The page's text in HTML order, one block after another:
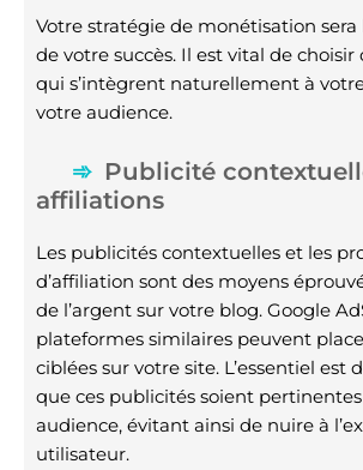
Votre stratégie de monétisation sera
de votre succès. Il est vital de
qui s’intègrent naturellement à
votre audience.
Publicité
affiliations
Les publicités contextuelles et les
d’affiliation sont des moyens
de l’argent sur votre blog. Google
plateformes similaires peuvent
ciblées sur votre site. L’essentiel est
que ces publicités soient
audience, évitant ainsi de nuire à
utilisateur.